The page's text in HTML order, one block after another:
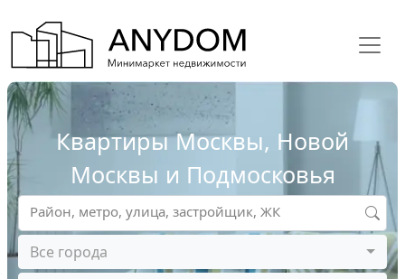
Квартиры Москвы, Новой
Москвы и Подмосковья
Все города
Район, метро, улица, застройщик, ЖК